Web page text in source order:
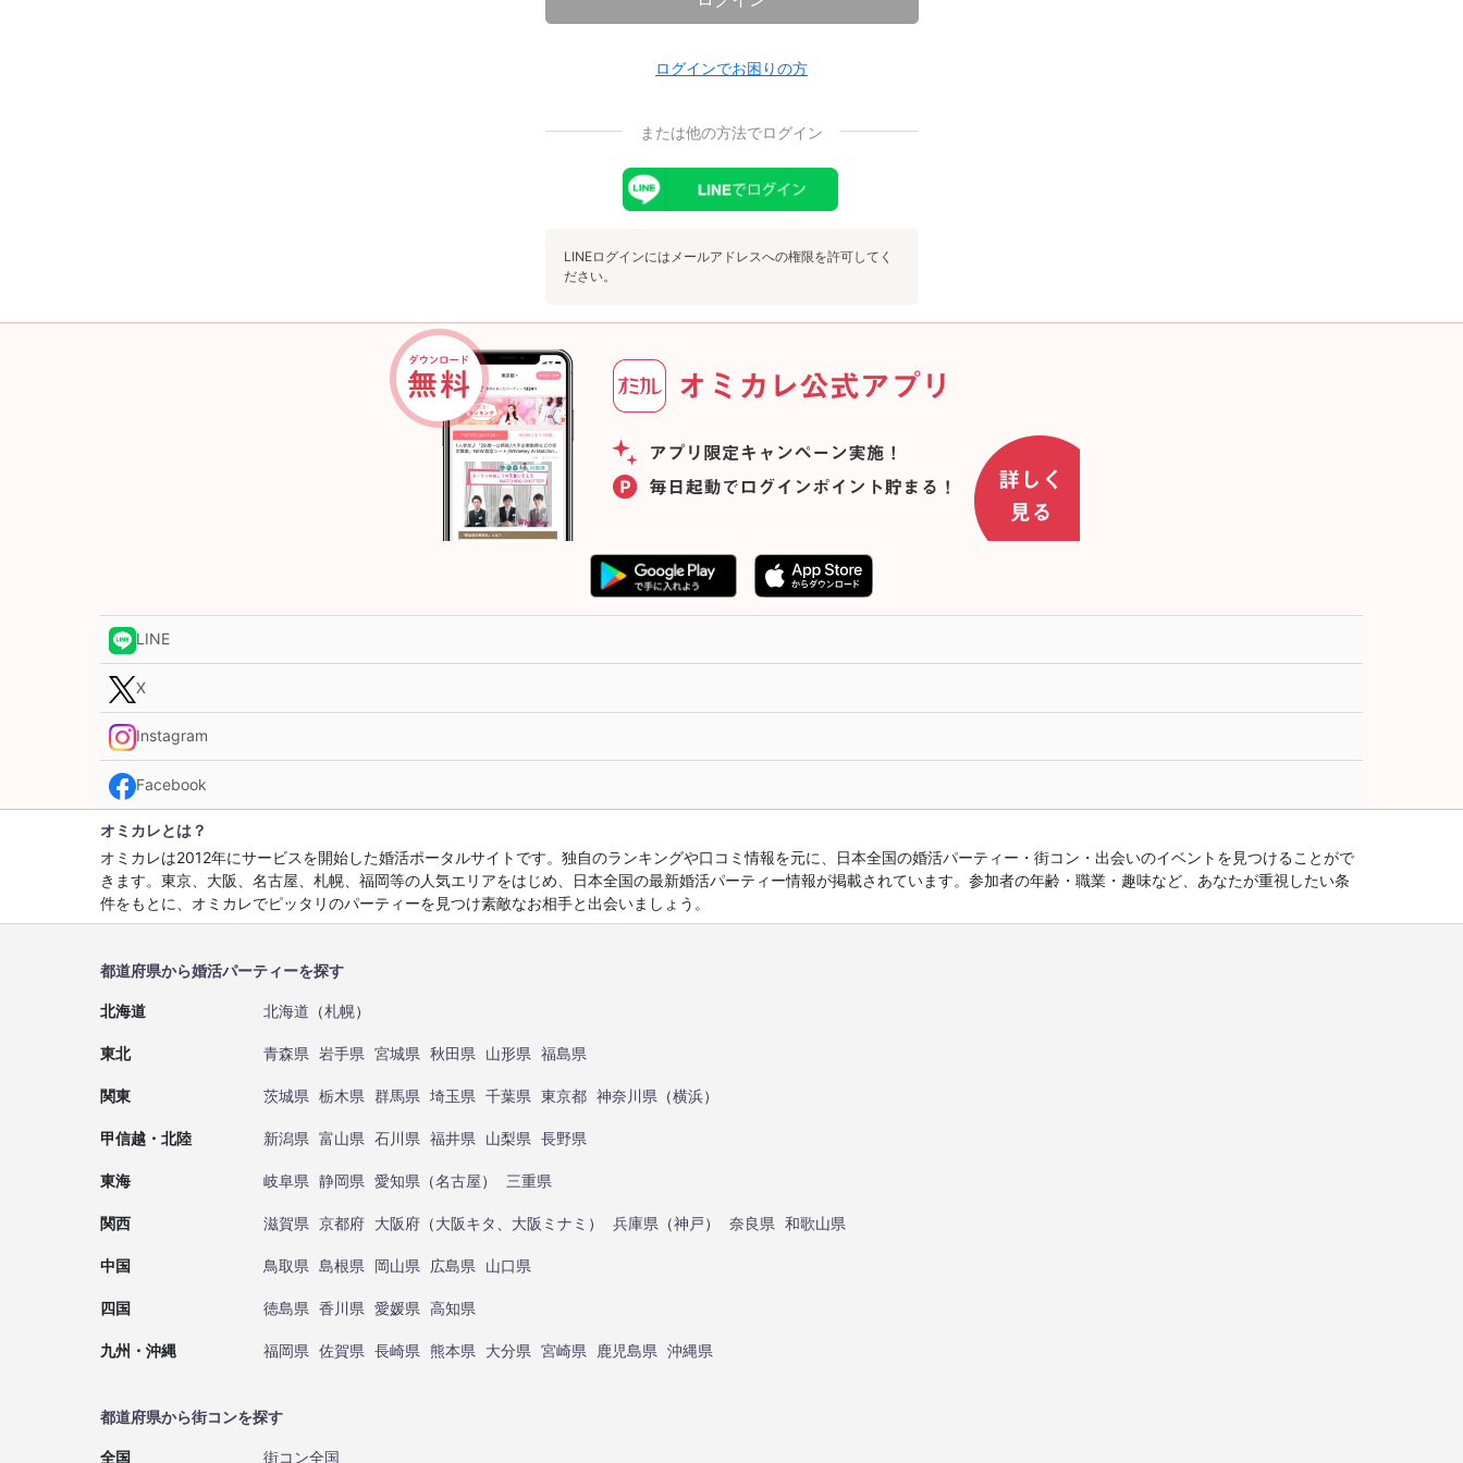
ログインでお困りの方
または他の方法でログイン
LINEログインにはメールアドレスへの権限を許可してく
ださい。
LINE
X
Instagram
Facebook
オミカレとは？
オミカレは2012年にサービスを開始した婚活ポータルサイトです。独自のランキングや口コミ情報を元に、日本全国の婚活パーティー・街コン・出会いのイベントを見つけることがで
きます。東京、大阪、名古屋、札幌、福岡等の人気エリアをはじめ、日本全国の最新婚活パーティー情報が掲載されています。参加者の年齢・職業・趣味など、あなたが重視したい条
件をもとに、オミカレでピッタリのパーティーを見つけ素敵なお相手と出会いましょう。
都道府県から婚活パーティーを探す
北海道 北海道 （札幌）
東北 青森県 岩手県 宮城県 秋田県 山形県 福島県
関東 茨城県 栃木県 群馬県 埼玉県 千葉県 東京都 神奈川県 （横浜）
甲信越・北陸 新潟県 富山県 石川県 福井県 山梨県 長野県
東海 岐阜県 静岡県 愛知県 （名古屋） 三重県
関西 滋賀県 京都府 大阪府 （大阪キタ 大阪ミナミ ） 兵庫県 （神戸） 奈良県 和歌山県
中国 鳥取県 島根県 岡山県 広島県 山口県
四国 徳島県 香川県 愛媛県 高知県
九州・沖縄 福岡県 佐賀県 長崎県 熊本県 大分県 宮崎県 鹿児島県 沖縄県
都道府県から街コンを探す
全国 街コン全国